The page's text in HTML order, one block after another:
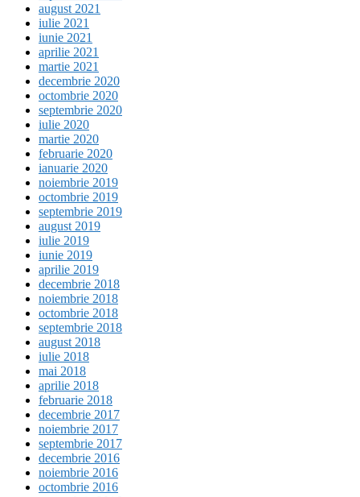
august 2021
iulie 2021
iunie 2021
aprilie 2021
martie 2021
decembrie 2020
octombrie 2020
septembrie 2020
iulie 2020
martie 2020
februarie 2020
ianuarie 2020
noiembrie 2019
octombrie 2019
septembrie 2019
august 2019
iulie 2019
iunie 2019
aprilie 2019
decembrie 2018
noiembrie 2018
octombrie 2018
septembrie 2018
august 2018
iulie 2018
mai 2018
aprilie 2018
februarie 2018
decembrie 2017
noiembrie 2017
septembrie 2017
decembrie 2016
noiembrie 2016
octombrie 2016